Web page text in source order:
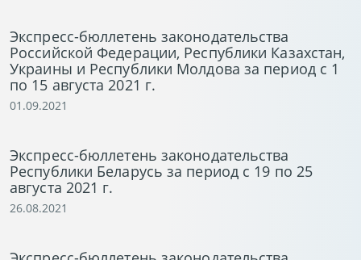
Экспресс-бюллетень законодательства
Российской Федерации, Республики Казахстан,
Украины и Республики Молдова за период с 1
по 15 августа 2021 г.
01.09.2021
Экспресс-бюллетень законодательства
Республики Беларусь за период с 19 по 25
августа 2021 г.
26.08.2021